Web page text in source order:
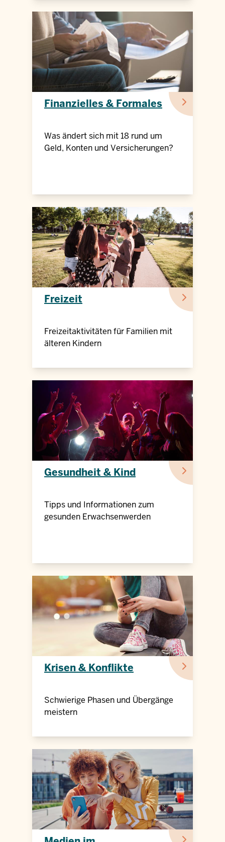
Finanzielles & Formales
Was ändert sich mit 18 rund um
Geld, Konten und Versicherungen?
Freizeit
Freizeitaktivitäten für Familien mit
älteren Kindern
Gesundheit & Kind
Tipps und Informationen zum
gesunden Erwachsenwerden
Krisen & Konflikte
Schwierige Phasen und Übergänge
meistern